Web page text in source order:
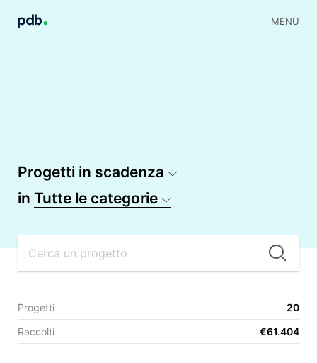
MENU
Progetti in scadenza
in Tutte le categorie
20
Progetti
€61.404
Raccolti